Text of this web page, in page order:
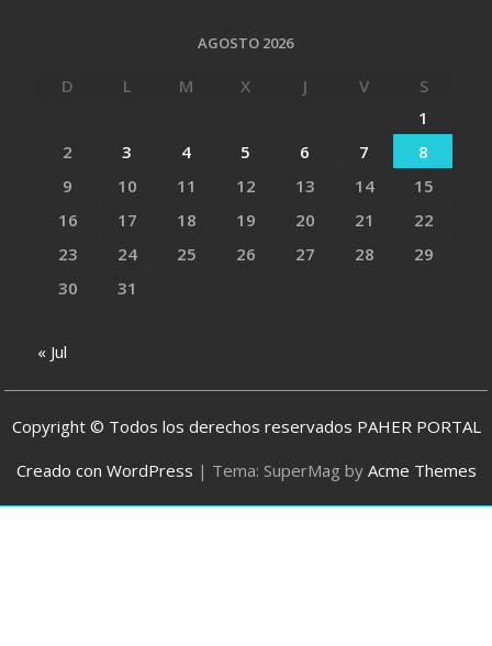
AGOSTO 2026
D L M X J V
S
1
2
3 4 5 6 7
8
9
10 11 12 13 14
15
16
17 18 19 20 21
22
23
24 25 26 27 28
29
30
31
« Jul
Copyright © Todos los derechos reservados PAHER PORTAL
Creado con WordPress | Tema: SuperMag by Acme Themes